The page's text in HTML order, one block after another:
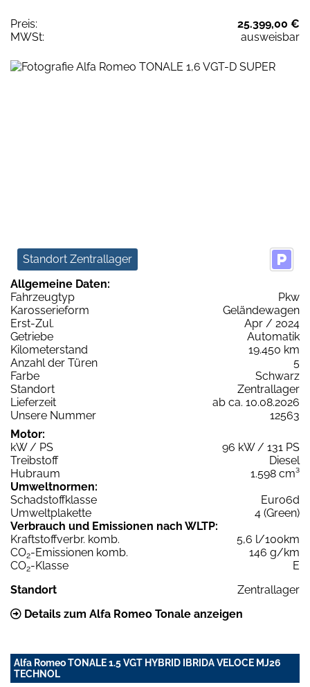
Preis:
25.399,00 €
MWSt:
ausweisbar
Standort Zentrallager
Allgemeine Daten:
Fahrzeugtyp
Pkw
Karosserieform
Geländewagen
Erst-Zul.
Apr / 2024
Getriebe
Automatik
Kilometerstand
19.450 km
Anzahl der Türen
5
Farbe
Schwarz
Standort
Zentrallager
Lieferzeit
ab ca. 10.08.2026
Unsere Nummer
12563
Motor:
kW / PS
96 kW / 131 PS
Treibstoff
Diesel
Hubraum
1.598 cm³
Umweltnormen:
Schadstoffklasse
Euro6d
Umweltplakette
4 (Green)
Verbrauch und Emissionen nach WLTP:
Kraftstoffverbr. komb.
5,6 l/100km
CO2-Emissionen komb.
146 g/km
CO2-Klasse
E
Standort
Zentrallager
Details zum Alfa Romeo Tonale anzeigen
Alfa Romeo TONALE 1.5 VGT HYBRID IBRIDA VELOCE MJ26
TECHNOL